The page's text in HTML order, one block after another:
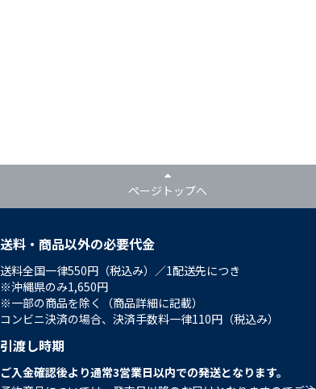
ページトップへ
送料・商品以外の必要代金
送料全国一律550円（税込み）／1配送先につき
※沖縄県のみ1,650円
※一部の商品を除く（商品詳細に記載）
コンビニ決済の場合、決済手数料一律110円（税込み）
引渡し時期
ご入金確認後より通常3営業日以内での発送となります。